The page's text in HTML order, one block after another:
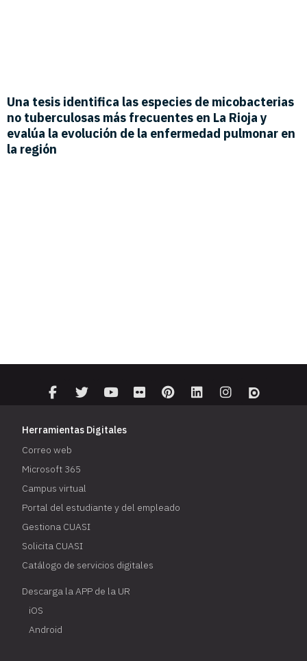
Herramientas Digitales
Correo web
Microsoft 365
Campus virtual
Portal del estudiante y del empleado
Gestiona CUASI
Solicita CUASI
Catálogo de servicios digitales
Descarga la APP de la UR
iOS
Android